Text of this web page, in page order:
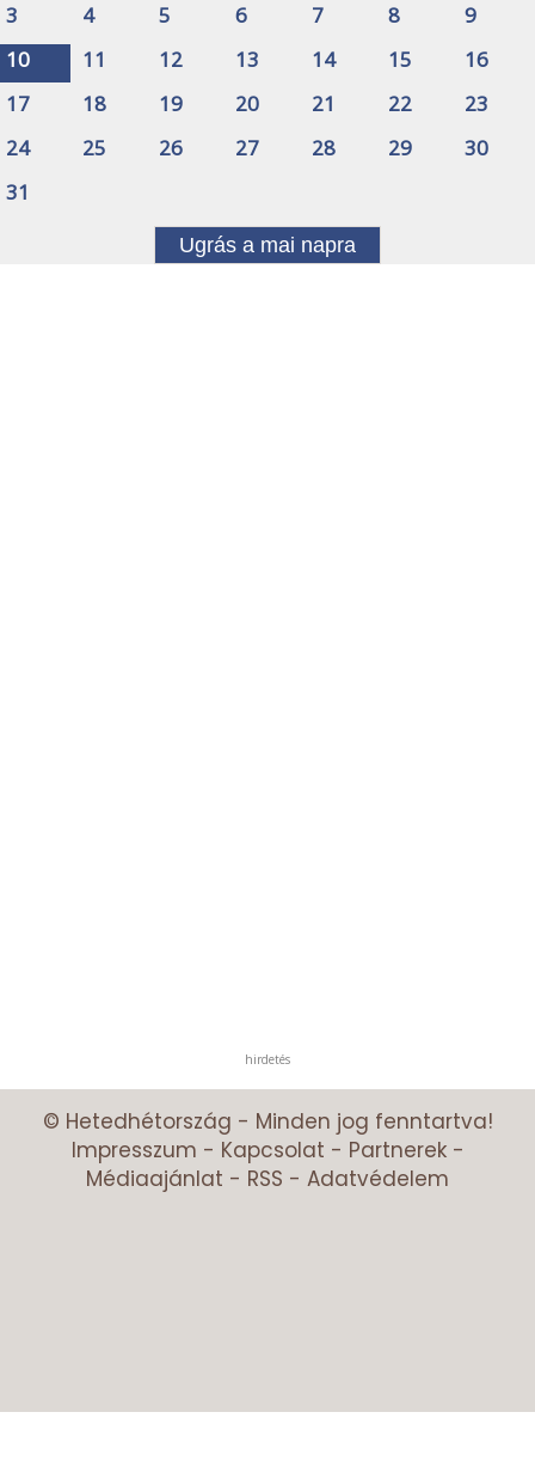
3
4 5 6 7 8
9
10
11 12 13 14 15
16
17
18 19 20 21 22
23
24
25 26 27 28 29
30
31
Ugrás a mai napra
hirdetés
© Hetedhétország - Minden jog fenntartva!
Impresszum - Kapcsolat - Partnerek-
Médiaajánlat - RSS - Adatvédelem